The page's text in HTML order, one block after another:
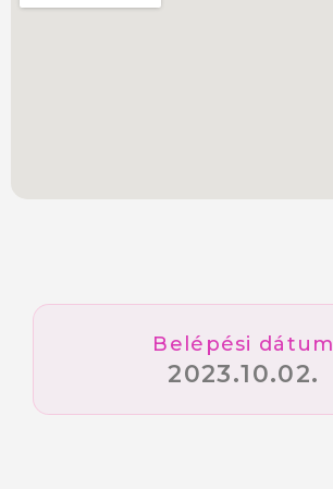
Belépési dátum
2023.10.02.